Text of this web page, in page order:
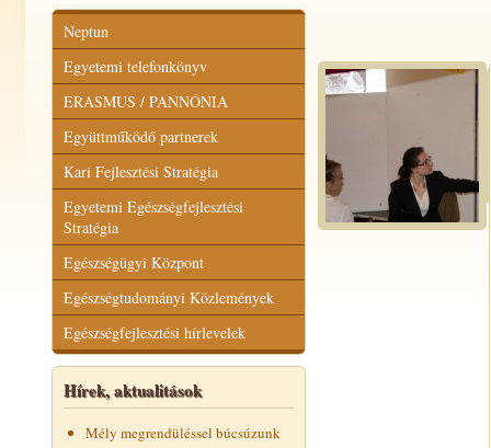
Neptun
Egyetemi telefonkönyv
ERASMUS / PANNÓNIA
Együttműködő partnerek
Kari Fejlesztési Stratégia
Egyetemi Egészségfejlesztési
Stratégia
Egészségügyi Központ
Egészségtudományi Közlemények
Egészségfejlesztési hírlevelek
Hírek, aktualitások
Mély megrendüléssel búcsúzunk